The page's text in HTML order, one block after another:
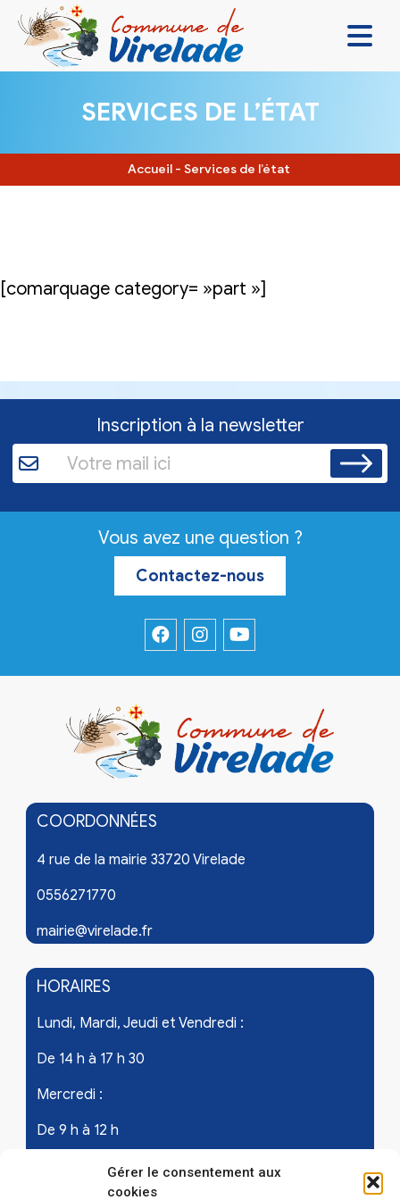
Gérer le consentement aux
cookies
VIVRE ENSEMBLE
SE DIVERTIR
SERVICES DE L’ÉTAT
Accueil - Services de l’état
[comarquage category= »part »]
Inscription à la newsletter
Vous avez une question ?
Contactez-nous
COORDONNÉES
4 rue de la mairie 33720 Virelade
0556271770
mairie@virelade.fr
HORAIRES
Lundi, Mardi, Jeudi et Vendredi :
De 14 h à 17 h 30
Mercredi :
De 9 h à 12 h
Samedi - les 1er et 3ème de chaque mois :